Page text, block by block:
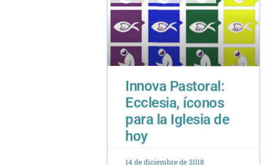
Innova Pastoral:
Ecclesia, íconos
para la Iglesia de
hoy
14 de diciembre de 2018
ARTÍCULOS DE ACADÉMICOS